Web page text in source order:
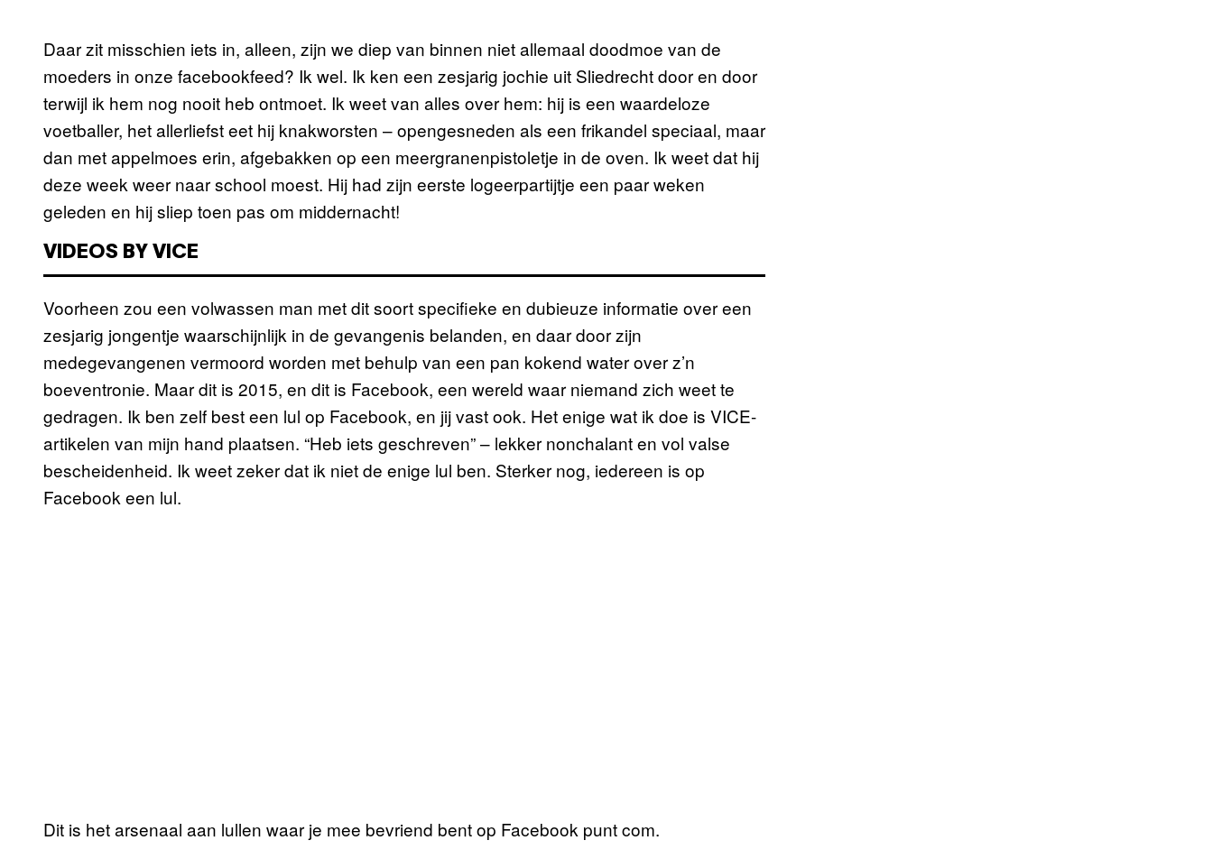
Daar zit misschien iets in, alleen, zijn we diep van binnen niet allemaal doodmoe van de
moeders in onze facebookfeed? Ik wel. Ik ken een zesjarig jochie uit Sliedrecht door en door
terwijl ik hem nog nooit heb ontmoet. Ik weet van alles over hem: hij is een waardeloze
voetballer, het allerliefst eet hij knakworsten – opengesneden als een frikandel speciaal, maar
dan met appelmoes erin, afgebakken op een meergranenpistoletje in de oven. Ik weet dat hij
deze week weer naar school moest. Hij had zijn eerste logeerpartijtje een paar weken
geleden en hij sliep toen pas om middernacht!
VIDEOS BY VICE
Voorheen zou een volwassen man met dit soort specifieke en dubieuze informatie over een
zesjarig jongentje waarschijnlijk in de gevangenis belanden, en daar door zijn
medegevangenen vermoord worden met behulp van een pan kokend water over z’n
boeventronie. Maar dit is 2015, en dit is Facebook, een wereld waar niemand zich weet te
gedragen. Ik ben zelf best een lul op Facebook, en jij vast ook. Het enige wat ik doe is VICE-
artikelen van mijn hand plaatsen. “Heb iets geschreven” – lekker nonchalant en vol valse
bescheidenheid. Ik weet zeker dat ik niet de enige lul ben. Sterker nog, iedereen is op
Facebook een lul.
Dit is het arsenaal aan lullen waar je mee bevriend bent op Facebook punt com.